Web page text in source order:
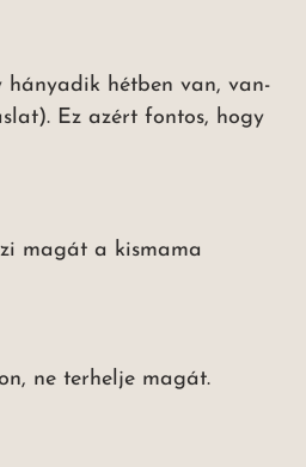
hányadik hétben van, van-
Ez azért fontos, hogy
magát a kismama
ne terhelje magát.